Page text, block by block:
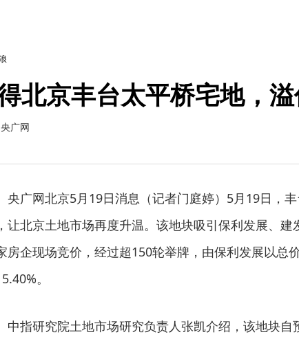
北京丰台太平桥宅地，
广网
央广网北京5月19日消息（记者门庭婷）5月19日，
让北京土地市场再度升温。该地块吸引保利发展、建
房企现场竞价，经过超150轮举牌，由保利发展以总
。
中指研究院土地市场研究负责人张凯介绍，该地块自